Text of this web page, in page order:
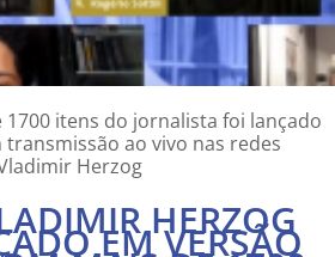
1700 itens do jornalista foi lançado
ao vivo nas redes
Herzog
HERZOG
EM VERSÃO